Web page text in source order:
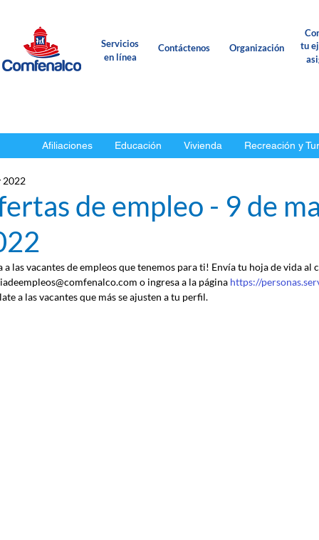
Servicios
en línea
Contáctenos Organización
tu
Afiliaciones Educación Vivienda Recreación y
de empleo - 9 de
2022
a las vacantes de empleos que tenemos para ti! Envía tu hoja de vida al
o ingresa a la página https://
a las vacantes que más se ajusten a tu perfil.